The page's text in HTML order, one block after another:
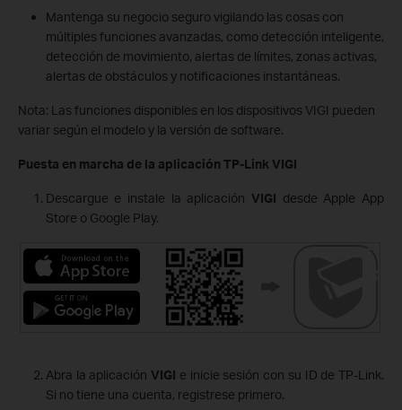
Mantenga su negocio seguro vigilando las cosas con
múltiples funciones avanzadas, como detección inteligente,
detección de movimiento, alertas de límites, zonas activas,
alertas de obstáculos y notificaciones instantáneas.
Nota: Las funciones disponibles en los dispositivos VIGI pueden
variar según el modelo y la versión de software.
Puesta en marcha de la aplicación TP-Link VIGI
Descargue e instale la aplicaciónVIGI desde Apple App
Store o Google Play.
Abra la aplicaciónVIGI e inicie sesión con su ID de TP-Link.
Si no tiene una cuenta, registrese primero.